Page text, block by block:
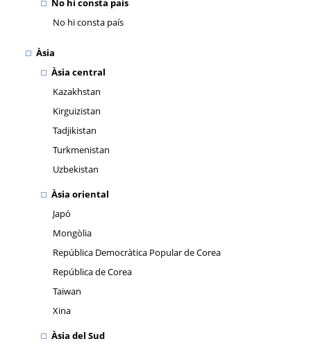
No hi consta país
No hi consta país
Àsia
Àsia central
Kazakhstan
Kirguizistan
Tadjikistan
Turkmenistan
Uzbekistan
Àsia oriental
Japó
Mongòlia
República Democràtica Popular de Corea
República de Corea
Taiwan
Xina
Àsia del Sud